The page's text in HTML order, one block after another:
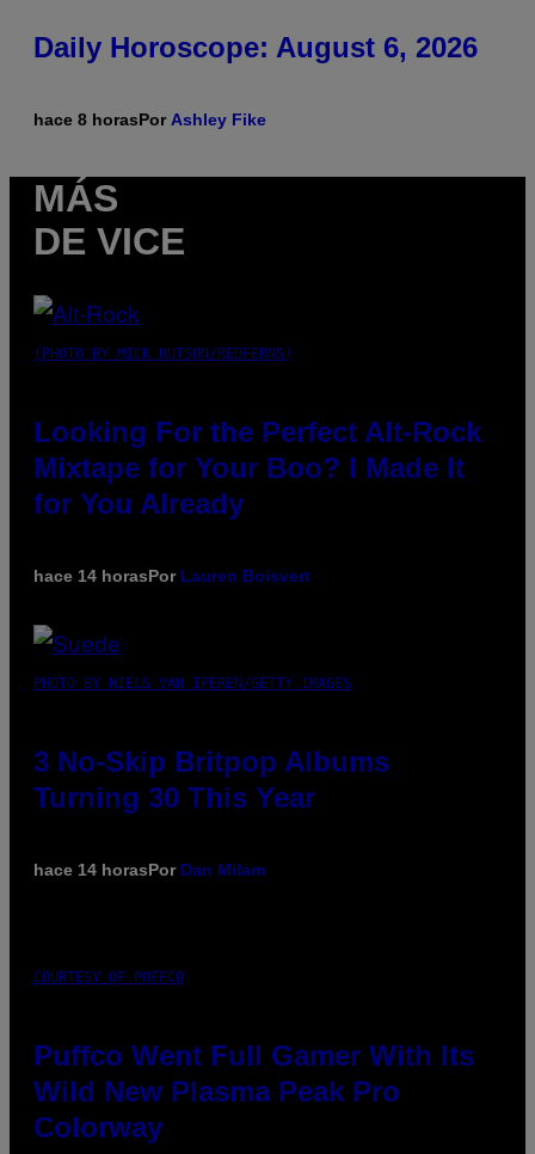
Daily Horoscope: August 6, 2026
hace 8 horasPor Ashley Fike
MÁS
DE VICE
(PHOTO BY MICK HUTSON/REDFERNS)
Looking For the Perfect Alt-Rock
Mixtape for Your Boo? I Made It
for You Already
hace 14 horasPor Lauren Boisvert
PHOTO BY NIELS VAN IPEREN/GETTY IMAGES
3 No-Skip Britpop Albums
Turning 30 This Year
hace 14 horasPor Dan Milam
COURTESY OF PUFFCO
Puffco Went Full Gamer With Its
Wild New Plasma Peak Pro
Colorway